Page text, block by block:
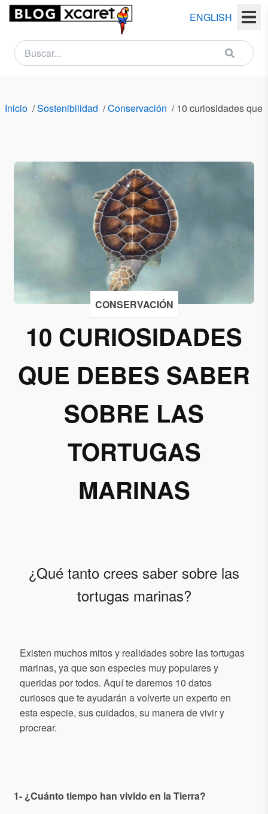
ENGLISH
Inicio /Sostenibilidad /Conservación /10 curiosidades que
CONSERVACIÓN
10 CURIOSIDADES
QUE DEBES SABER
SOBRE LAS
TORTUGAS
MARINAS
¿Qué tanto crees saber sobre las
tortugas marinas?
Existen muchos mitos y realidades sobre las tortugas
marinas, ya que son especies muy populares y
queridas por todos. Aquí te daremos 10 datos
curiosos que te ayudarán a volverte un experto en
esta especie, sus cuidados, su manera de vivir y
procrear.
1- ¿Cuánto tiempo han vivido en la Tierra?
NEWSLETTER
Nombre
(s)
Acepto
recibir
de
Grupo
Xcaret
permiso